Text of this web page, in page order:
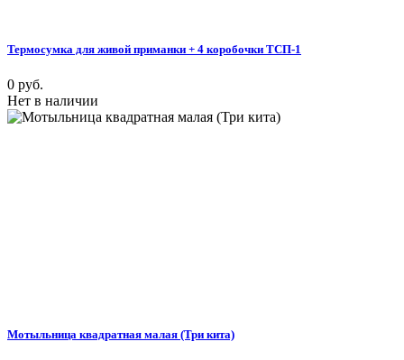
Термосумка для живой приманки + 4 коробочки ТСП-1
0 руб.
Нет в наличии
Мотыльница квадратная малая (Три кита)